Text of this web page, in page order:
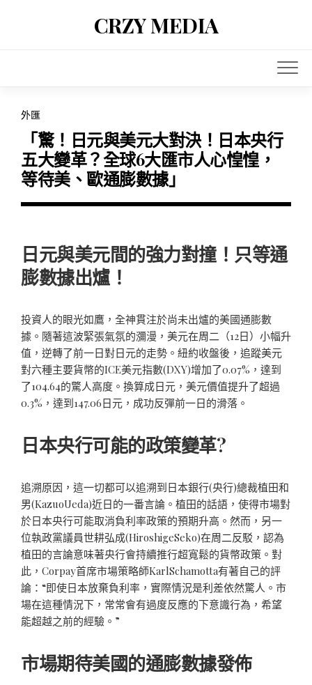
CRZY MEDIA
外匯
「驚！日元與美元大對決！日本央行
五大變革？全球6大匯市人心惶惶，
等待美、歐通膨數據」
日元與美元間的強力對撞！只等通
膨數據出爐！
投資人的眼光如鷹，全神貫注於尚未出爐的美國通膨數
據。隨著這波緊張氣氛的瀰漫，美元在周二（12日）小幅升
值，逆轉了前一日對日元的走勢。紐約收盤後，追蹤美元
對六種主要貨幣的ICE美元指數(DXY)增加了0.07%，達到
了104.64的驚人高度。換算成日元，美元價值提升了超過
0.3%，達到147.06日元，成功反彈前一日的滑落。
日本央行可能的政策變革?
追溯原因，這一切都可以追溯到日本銀行(央行)總裁植田和
男(KazuoUeda)近日的一番言論。植田的話語，使得市場對
於日本央行可能取消負利率政策的預期升高。然而，另一
位執政黨議員世耕弘成(HiroshigeSeko)在周二反駁，認為
植田的言論意味著央行會持續推行超寬鬆的貨幣政策。對
此，Corpay首席市場策略師KarlSchamotta有著自己的評
論：“即使日本放棄負利率，實際情況是利差依然驚人。市
場在這種情況下，常常會有過度反應的下意識行為，希望
能超越之前的經驗。”
市場期待美國的通膨數據發佈